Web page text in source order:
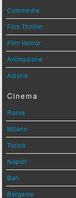
Commedie
Film Thriller
Film Horror
Animazione
Azione
Cinema
Roma
Milano
Torino
Napoli
Bari
Bergamo